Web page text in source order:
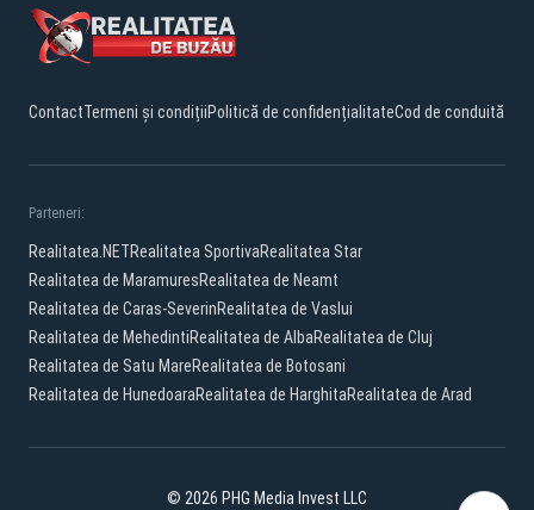
ContactTermeni și condițiiPolitică de confidențialitateCod de conduită
Parteneri:
Realitatea.NETRealitatea SportivaRealitatea Star
Realitatea de MaramuresRealitatea de Neamt
Realitatea de Caras-SeverinRealitatea de Vaslui
Realitatea de MehedintiRealitatea de AlbaRealitatea de Cluj
Realitatea de Satu MareRealitatea de Botosani
Realitatea de HunedoaraRealitatea de HarghitaRealitatea de Arad
© 2026 PHG Media Invest LLC